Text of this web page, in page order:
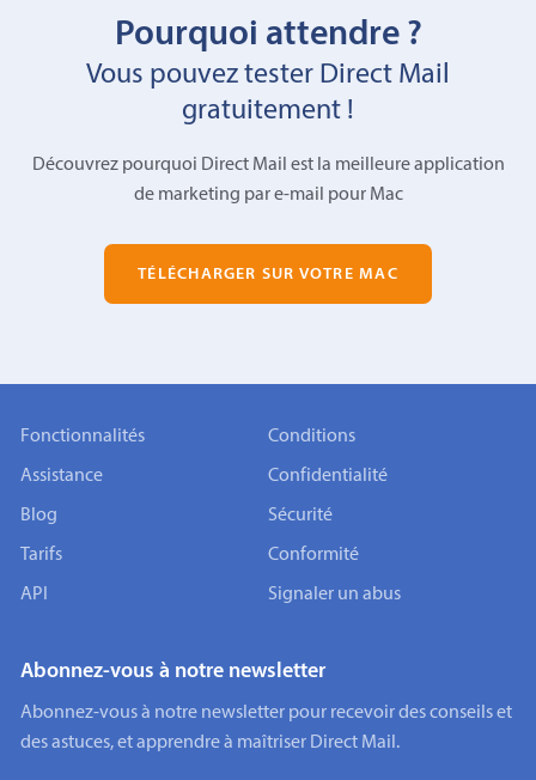
Pourquoi attendre ?
Vous pouvez tester Direct Mail
gratuitement !
Découvrez pourquoi Direct Mail est la meilleure application
de marketing par e-mail pour Mac
TÉLÉCHARGER SUR VOTRE MAC
Fonctionnalités
Assistance
Blog
Tarifs
API
Conditions
Confidentialité
Sécurité
Conformité
Signaler un abus
Abonnez-vous à notre newsletter
Abonnez-vous à notre newsletter pour recevoir des conseils et
des astuces, et apprendre à maîtriser Direct Mail.